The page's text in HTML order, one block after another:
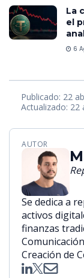
La
el
6
Publicado: 22
Actualizado: 22
AUTOR
Se dedica a
activos
finanzas
Creación de